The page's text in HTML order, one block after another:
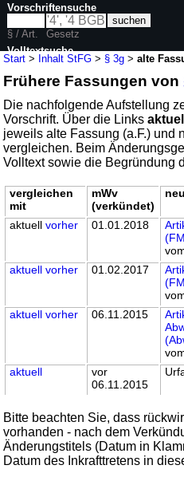
Start > Inhalt StFG > § 3g >alte
Frühere Fassungen von
Die nachfolgende Aufstellung
Vorschrift. Über die Linksaktuell
jeweils alte Fassung (a.F.) und
vergleichen. Beim
Volltext sowie die Begründung
vergleichen
mit
mWv
(verkündet)
aktuellvorher 01.01.2018
aktuell vorher 01.02.2017
aktuell vorher 06.11.2015
aktuell
vor
06.11.2015
Bitte beachten Sie, dass
vorhanden - nach dem
Änderungstitels (Datum in
Datum des Inkrafttretens in
Vorschriftensuche
§ / Art.
Gesetz
Volltextsuche
nur in StFG